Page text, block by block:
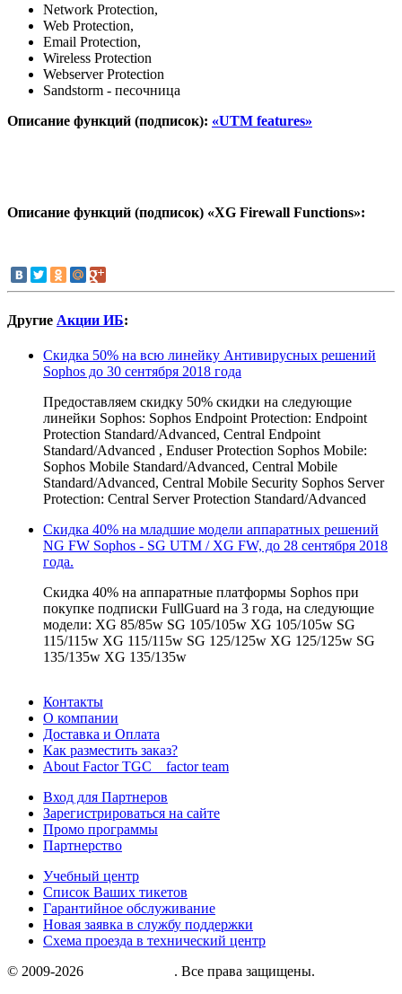
Network Protection,
Web Protection,
Email Protection,
Wireless Protection
Webserver Protection
Sandstorm - песочница
Описание функций (подписок): «UTM features»
Описание функций (подписок) «XG Firewall Functions»:
Другие Акции ИБ:
Cкидка 50% на всю линейку Антивирусных решений
Sophos до 30 сентября 2018 года
Предоставляем скидку 50% скидки на следующие
линейки Sophos: Sophos Endpoint Protection: Endpoint
Protection Standard/Advanced, Central Endpoint
Standard/Advanced , Enduser Protection Sophos Mobile:
Sophos Mobile Standard/Advanced, Central Mobile
Standard/Advanced, Central Mobile Security Sophos Server
Protection: Central Server Protection Standard/Advanced
Скидка 40% на младшие модели аппаратных решений
NG FW Sophos - SG UTM / XG FW, до 28 сентября 2018
года.
Скидка 40% на аппаратные платформы Sophos при
покупке подписки FullGuard на 3 года, на следующие
модели: XG 85/85w SG 105/105w XG 105/105w SG
115/115w XG 115/115w SG 125/125w XG 125/125w SG
135/135w XG 135/135w
Контакты
О компании
Доставка и Оплата
Как разместить заказ?
About Factor TGC _ factor team
Вход для Партнеров
Зарегистрироваться на сайте
Промо программы
Партнерство
Учебный центр
Список Ваших тикетов
Гарантийное обслуживание
Новая заявка в службу поддержки
Схема проезда в технический центр
© 2009-2026
. Все права защищены.